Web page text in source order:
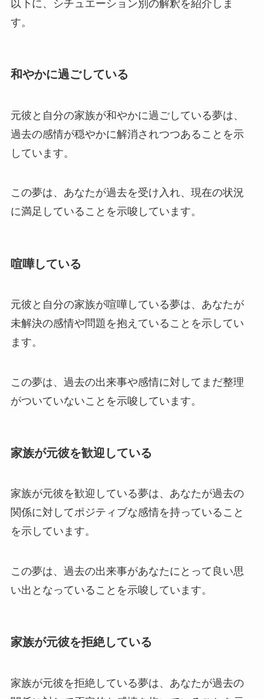
以下に、シチュエーション別の解釈を紹介しま
す。
和やかに過ごしている
元彼と自分の家族が和やかに過ごしている夢は、
過去の感情が穏やかに解消されつつあることを示
しています。
この夢は、あなたが過去を受け入れ、現在の状況
に満足していることを示唆しています。
喧嘩している
元彼と自分の家族が喧嘩している夢は、あなたが
未解決の感情や問題を抱えていることを示してい
ます。
この夢は、過去の出来事や感情に対してまだ整理
がついていないことを示唆しています。
家族が元彼を歓迎している
家族が元彼を歓迎している夢は、あなたが過去の
関係に対してポジティブな感情を持っていること
を示しています。
この夢は、過去の出来事があなたにとって良い思
い出となっていることを示唆しています。
家族が元彼を拒絶している
家族が元彼を拒絶している夢は、あなたが過去の